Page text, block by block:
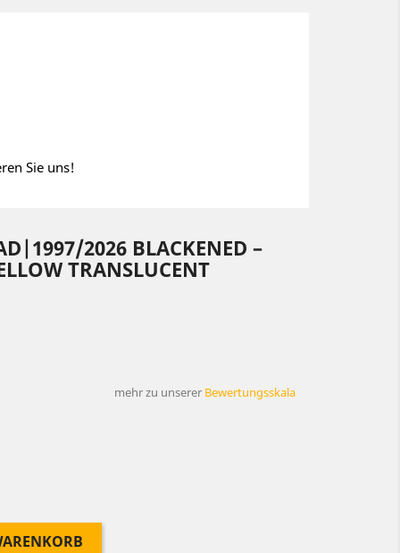
Sie uns!
2026 BLACKENED –
TRANSLUCENT
mehr zu unserer Bewertungsskala